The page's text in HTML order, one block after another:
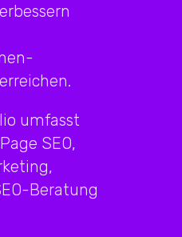
umfasst
SEO,
Beratung